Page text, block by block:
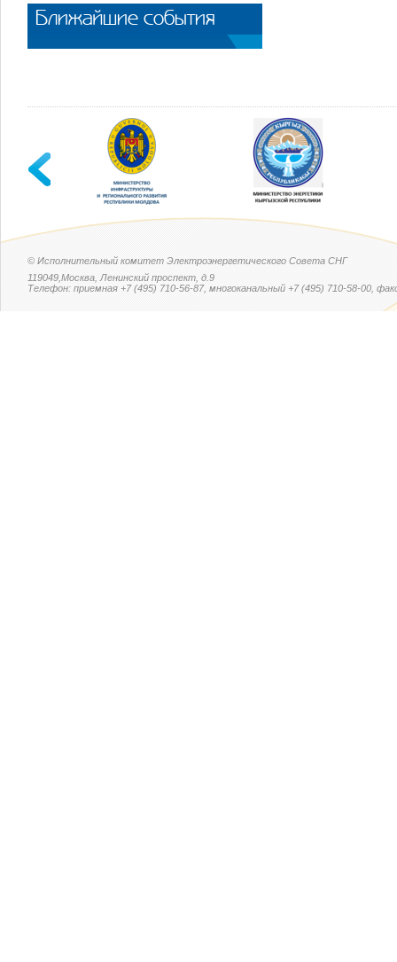
Ближайшие события
© Исполнительный комитет Электроэнергетического Совета СНГ
119049,Москва, Ленинский проспект, д.9
Телефон: приемная +7 (495) 710-56-87, многоканальный +7 (495) 710-58-00,